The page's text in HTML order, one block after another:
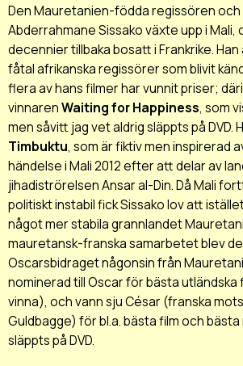
Den Mauretanien-födda regissören
Abderrahmane Sissako växte upp i
decennier tillbaka bosatt i Frankrike.
fåtal afrikanska regissörer som blivit
flera av hans filmer har vunnit priser;
vinnarenWaiting for Happiness, som
men såvitt jag vet aldrig släppts på DVD.
Timbuktu, som är fiktiv men inspirerad
händelse i Mali 2012 efter att delar av
jihadiströrelsen Ansar al-Din. Då Mali
politiskt instabil fick Sissako lov att
något mer stabila grannlandet
mauretansk-franska samarbetet blev
Oscarsbidraget någonsin från
nominerad till Oscar för bästa utländska
vinna), och vann sju César (franska
Guldbagge) för bl.a. bästa film och bästa
släppts på DVD.